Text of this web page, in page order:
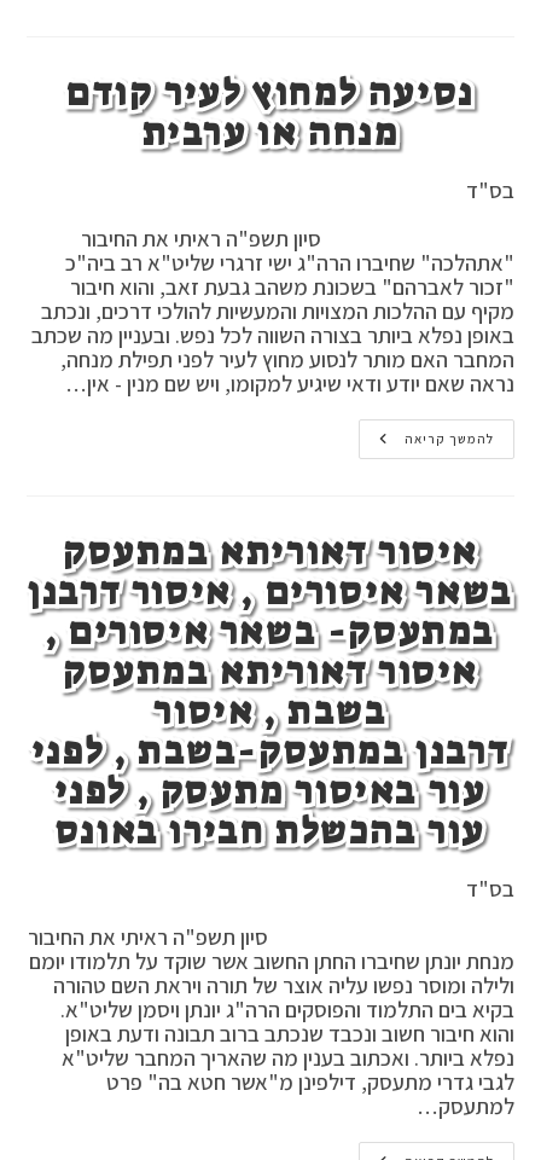
נסיעה למחוץ לעיר קודם
מנחה או ערבית
בס"ד
סיון תשפ"ה ראיתי את החיבור
"אתהלכה" שחיברו הרה"ג ישי זרגרי שליט"א רב ביה"כ
"זכור לאברהם" בשכונת משהב גבעת זאב, והוא חיבור
מקיף עם ההלכות המצויות והמעשיות להולכי דרכים, ונכתב
באופן נפלא ביותר בצורה השווה לכל נפש. ובעניין מה שכתב
המחבר האם מותר לנסוע מחוץ לעיר לפני תפילת מנחה,
נראה שאם יודע ודאי שיגיע למקומו, ויש שם מנין - אין…
להמשך קריאה נסיעה
למחוץ
ערבית
איסור דאוריתא במתעסק
בשאר איסורים , איסור דרבנן
במתעסק- בשאר איסורים ,
איסור דאוריתא במתעסק
בשבת , איסור
דרבנן במתעסק-בשבת , לפני
עור באיסור מתעסק , לפני
עור בהכשלת חבירו באונס
בס"ד
סיון תשפ"ה ראיתי את החיבור
מנחת יונתן שחיברו החתן החשוב אשר שוקד על תלמודו יומם
ולילה ומוסר נפשו עליה אוצר של תורה ויראת השם טהורה
בקיא בים התלמוד והפוסקים הרה"ג יונתן ויסמן שליט"א.
והוא חיבור חשוב ונכבד שנכתב ברוב תבונה ודעת באופן
נפלא ביותר. ואכתוב בענין מה שהאריך המחבר שליט"א
לגבי גדרי מתעסק, דילפינן מ"אשר חטא בה" פרט
למתעסק…